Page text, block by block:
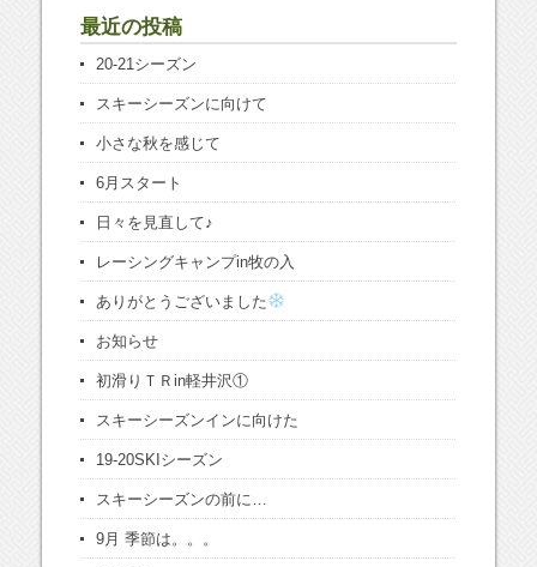
最近の投稿
20-21シーズン
スキーシーズンに向けて
小さな秋を感じて
6月スタート
日々を見直して♪
レーシングキャンプin牧の入
ありがとうございました
お知らせ
初滑りＴＲin軽井沢①
スキーシーズンインに向けた
19-20SKIシーズン
スキーシーズンの前に…
9月 季節は。。。